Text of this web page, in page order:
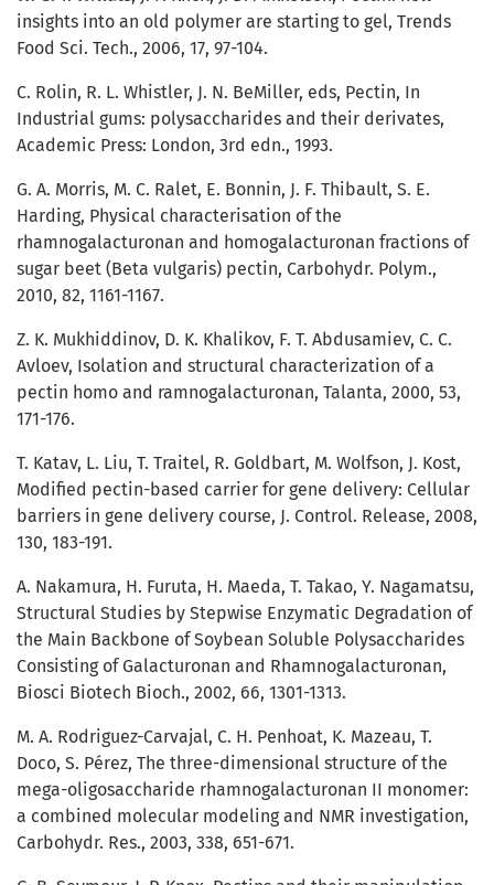
insights into an old polymer are starting to gel, Trends
Food Sci. Tech., 2006, 17, 97-104.
C. Rolin, R. L. Whistler, J. N. BeMiller, eds, Pectin, In
Industrial gums: polysaccharides and their derivates,
Academic Press: London, 3rd edn., 1993.
G. A. Morris, M. C. Ralet, E. Bonnin, J. F. Thibault, S. E.
Harding, Physical characterisation of the
rhamnogalacturonan and homogalacturonan fractions of
sugar beet (Beta vulgaris) pectin, Carbohydr. Polym.,
2010, 82, 1161-1167.
Z. K. Mukhiddinov, D. K. Khalikov, F. T. Abdusamiev, C. C.
Avloev, Isolation and structural characterization of a
pectin homo and ramnogalacturonan, Talanta, 2000, 53,
171-176.
T. Katav, L. Liu, T. Traitel, R. Goldbart, M. Wolfson, J. Kost,
Modified pectin-based carrier for gene delivery: Cellular
barriers in gene delivery course, J. Control. Release, 2008,
130, 183-191.
A. Nakamura, H. Furuta, H. Maeda, T. Takao, Y. Nagamatsu,
Structural Studies by Stepwise Enzymatic Degradation of
the Main Backbone of Soybean Soluble Polysaccharides
Consisting of Galacturonan and Rhamnogalacturonan,
Biosci Biotech Bioch., 2002, 66, 1301-1313.
M. A. Rodriguez-Carvajal, C. H. Penhoat, K. Mazeau, T.
Doco, S. Pérez, The three-dimensional structure of the
mega-oligosaccharide rhamnogalacturonan II monomer:
a combined molecular modeling and NMR investigation,
Carbohydr. Res., 2003, 338, 651-671.